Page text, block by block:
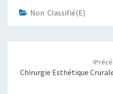
Non Classifié(e)
Chirurgie Esthétique